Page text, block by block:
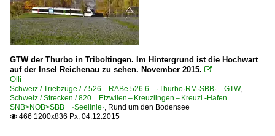
GTW der Thurbo in Triboltingen. Im Hintergrund ist die Hochwart
auf der Insel Reichenau zu sehen. November 2015. 
Olli
Schweiz / Triebzüge / 7 526 RABe 526.6 ·Thurbo·RM·SBB· GTW,
Schweiz / Strecken / 820 Etzwilen – Kreuzlingen – Kreuzl.-Hafen
SNB>NOB>SBB ·Seelinie·, Rund um den Bodensee
 466 1200x836 Px, 04.12.2015